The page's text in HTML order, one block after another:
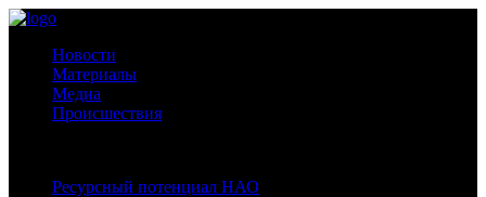
Новости
Материалы
Медиа
Происшествия
Ресурсный потенциал НАО